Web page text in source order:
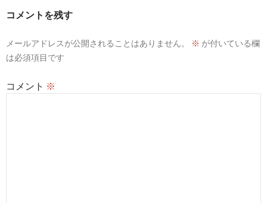
ョ
コメントを残す
メールアドレスが公開されることはありません。 ※ が付いている欄
は必須項目です
コメント ※